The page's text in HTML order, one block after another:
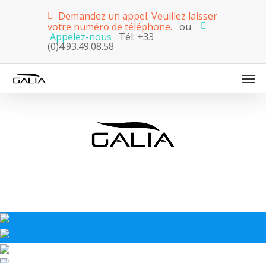
Demandez un appel. Veuillez laisser
votre numéro de téléphone. ou
Appelez-nous
Tél: +33
(0)4.93.49.08.58